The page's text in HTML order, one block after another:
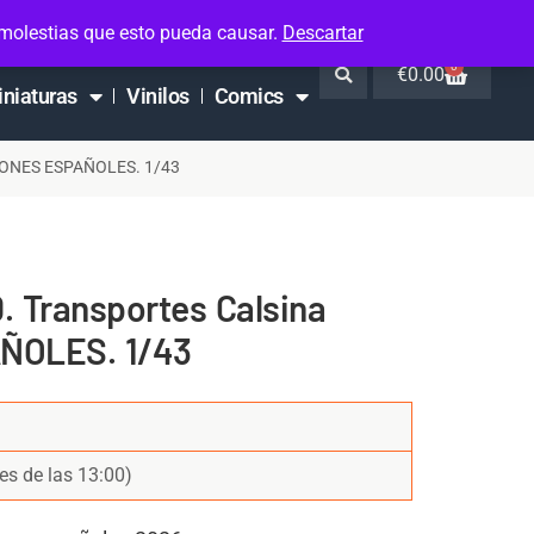
que esto pueda causar. Descartar
Vinilos Comics
€0.00 0
ESPAÑOLES. 1/43
Transportes Calsina
1/43
de las 13:00)